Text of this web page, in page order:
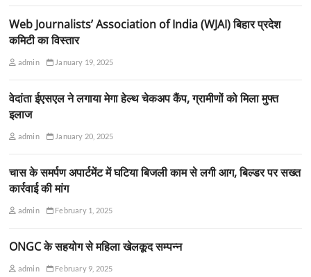
Web Journalists’ Association of India (WJAI) बिहार प्रदेश
कमिटी का विस्तार
admin January 19, 2025
वेदांता ईएसएल ने लगाया मेगा हेल्थ चेकअप कैंप, ग्रामीणों को मिला मुफ्त
इलाज
admin January 20, 2025
चास के समर्पण अपार्टमेंट में घटिया बिजली काम से लगी आग, बिल्डर पर सख्त
कार्रवाई की मांग
admin February 1, 2025
ONGC के सहयोग से महिला खेलकूद सम्पन्न
admin February 9, 2025